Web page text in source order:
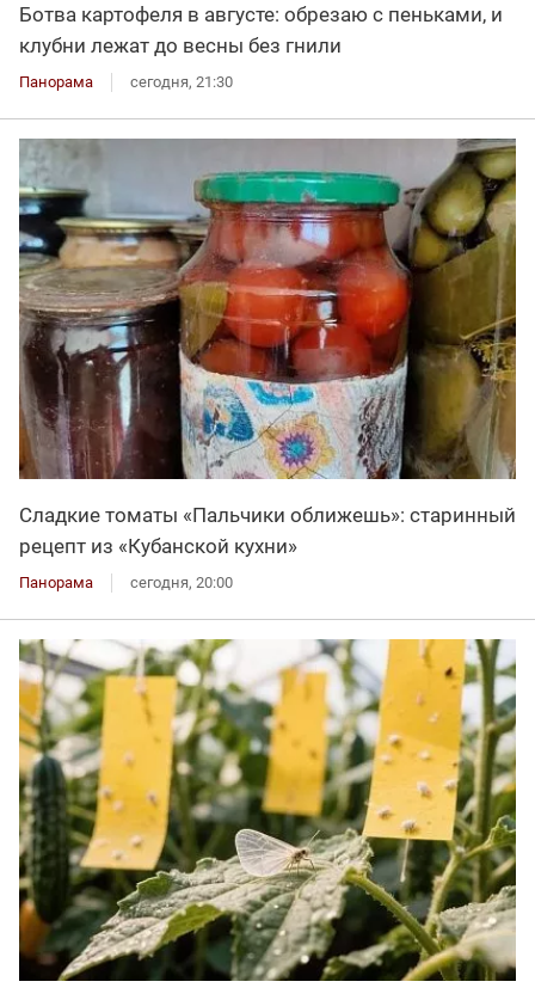
Ботва картофеля в августе: обрезаю с пеньками, и
клубни лежат до весны без гнили
Панорама сегодня, 21:30
Сладкие томаты «Пальчики оближешь»: старинный
рецепт из «Кубанской кухни»
Панорама сегодня, 20:00